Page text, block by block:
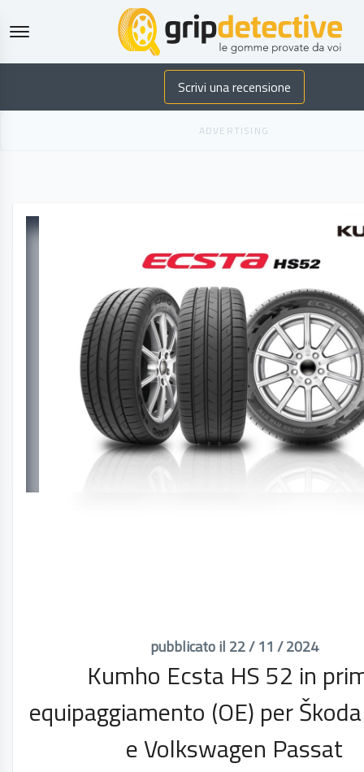
Scrivi una recensione
pubblicato il 22 / 11 / 2024
Kumho Ecsta HS 52 in
equipaggiamento (OE) per
e Volkswagen Passat